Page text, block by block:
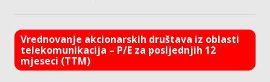
Vrednovanje akcionarskih društava iz oblasti
telekomunikacija – P/E za posljednjih 12
mjeseci (TTM)